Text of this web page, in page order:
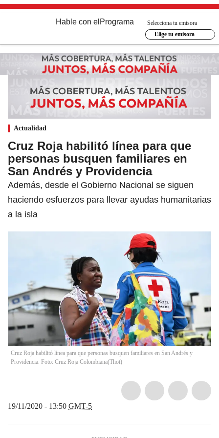
Hable con el Programa
Selecciona tu emisora
Elige tu emisora
Actualidad
Cruz Roja habilitó línea para que
personas busquen familiares en
San Andrés y Providencia
Además, desde el Gobierno Nacional se siguen
haciendo esfuerzos para llevar ayudas humanitarias
a la isla
Cruz Roja habilitó línea para que personas busquen familiares en San Andrés y
Providencia. Foto: Cruz Roja Colombiana(Thot)
19/11/2020 - 13:50 GMT-5